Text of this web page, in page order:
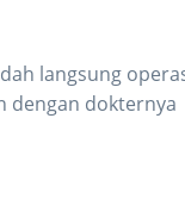
langsung
dengan dokternya